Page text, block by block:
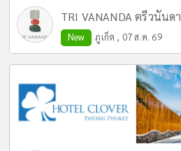
TRI VANANDA ตรีวนันดา
New ภูเก็ต , 07 ส.ค. 69